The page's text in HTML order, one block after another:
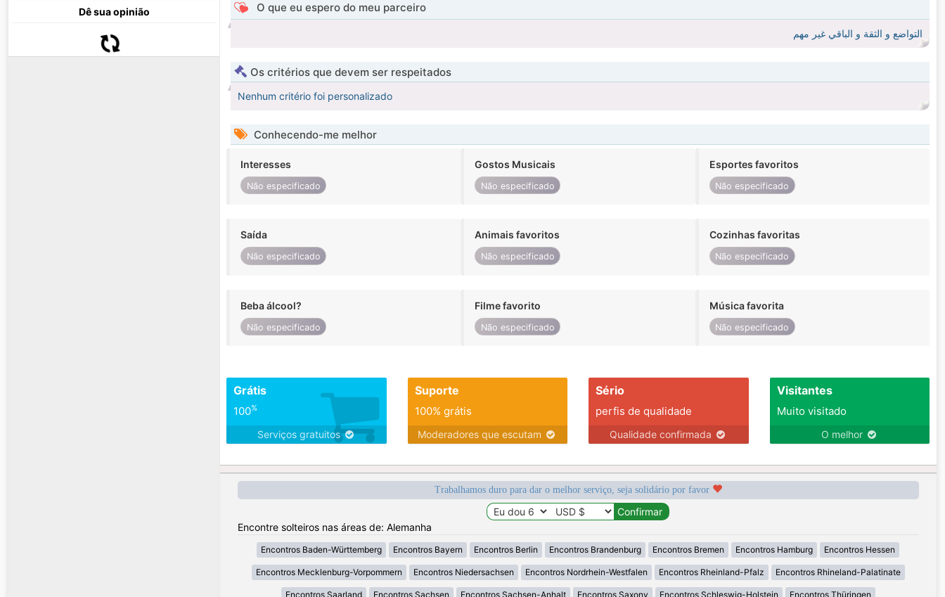
Dê sua opinião O que eu espero do meu parceiro
التواضع و الثقة و الباقي غير مهم
Os critérios que devem ser respeitados
Nenhum critério foi personalizado
Conhecendo-me melhor
Interesses
Não especificado
Gostos Musicais
Não especificado
Esportes favoritos
Não especificado
Saída
Não especificado
Animais favoritos
Não especificado
Cozinhas favoritas
Não especificado
Beba álcool?
Não especificado
Filme favorito
Não especificado
Música favorita
Não especificado
Grátis
100%
Serviços gratuitos
Suporte
100% grátis
Moderadores que escutam
Sério
perfis de qualidade
Qualidade confirmada
Visitantes
Muito visitado
O melhor
Trabalhamos duro para dar o melhor serviço, seja solidário por favor
Encontre solteiros nas áreas de: Alemanha
Encontros Baden-Württemberg Encontros Bayern Encontros Berlin Encontros Brandenburg Encontros Bremen Encontros Hamburg Encontros Hessen
Encontros Mecklenburg-Vorpommern Encontros Niedersachsen Encontros Nordrhein-Westfalen Encontros Rheinland-Pfalz Encontros Rhineland-Palatinate
Encontros Saarland Encontros Sachsen Encontros Sachsen-Anhalt Encontros Saxony Encontros Schleswig-Holstein Encontros Thüringen